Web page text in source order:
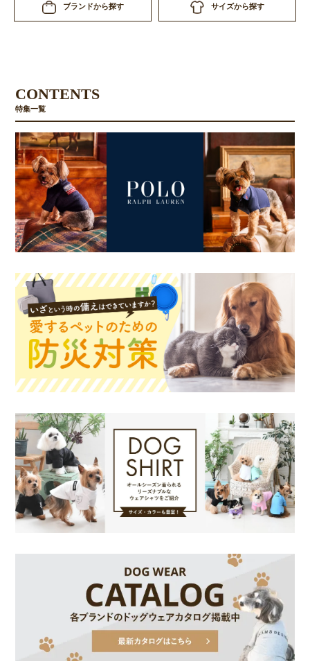
お買い物を続ける カートへ進む
ブランドから探す サイズから探す
CONTENTS
特集一覧